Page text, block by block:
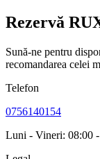
Rezervă
Sună-ne pentru
recomandarea celei
Telefon
0756140154
Luni - Vineri: 08:00